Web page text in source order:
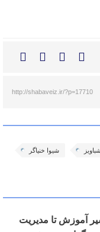
http://shabaveiz.ir/?p=17710
شیوا خنیاگر
آموزش تا مدیریت